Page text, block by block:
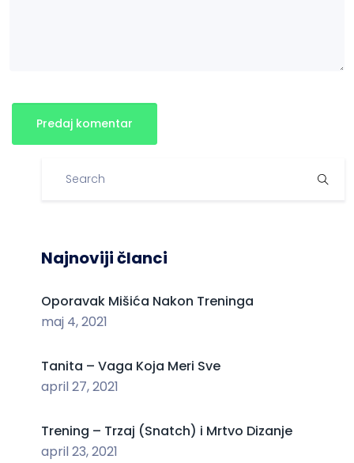
Najnoviji članci
Oporavak Mišića Nakon Treninga
maj 4, 2021
Tanita – Vaga Koja Meri Sve
april 27, 2021
Trening – Trzaj (Snatch) i Mrtvo Dizanje
april 23, 2021